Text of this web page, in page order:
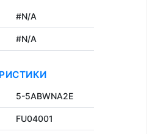
#N/A
#N/A
5-5ABWNA2E
FU04001